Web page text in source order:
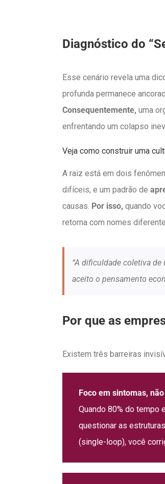
Diagnóstico do
Esse cenário revela uma
profunda permanece
Consequentemente, uma
enfrentando um colapso
Veja como construir uma
A raiz está em dois
difíceis, e um padrão de
causas. Por isso, quando
retorna com nomes
“A dificuldade coletiva
aceito o pensamento
Por que as
Existem três barreiras
Foco em sintomas,
Quando 80% do tempo
questionar as
(single-loop), você